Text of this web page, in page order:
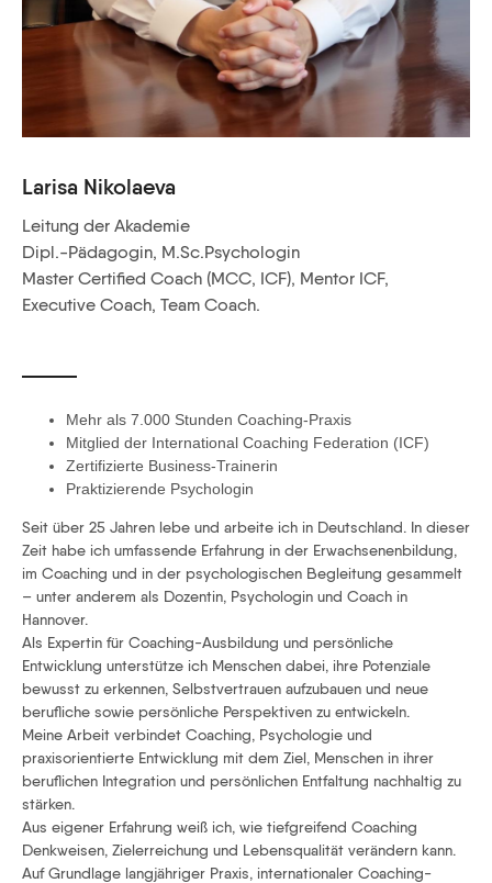
Larisa Nikolaeva
Leitung der Akademie
Dipl.-Pädagogin, M.Sc.Psychologin
Master Certified Coach (MCC, ICF), Mentor ICF,
Executive Coach, Team Coach.
Mehr als 7.000 Stunden Coaching-Praxis
Mitglied der International Coaching Federation (ICF)
Zertifizierte Business-Trainerin
Praktizierende Psychologin
Seit über 25 Jahren lebe und arbeite ich in Deutschland. In dieser
Zeit habe ich umfassende Erfahrung in der Erwachsenenbildung,
im Coaching und in der psychologischen Begleitung gesammelt
– unter anderem als Dozentin, Psychologin und Coach in
Hannover.
Als Expertin für Coaching-Ausbildung und persönliche
Entwicklung unterstütze ich Menschen dabei, ihre Potenziale
bewusst zu erkennen, Selbstvertrauen aufzubauen und neue
berufliche sowie persönliche Perspektiven zu entwickeln.
Meine Arbeit verbindet Coaching, Psychologie und
praxisorientierte Entwicklung mit dem Ziel, Menschen in ihrer
beruflichen Integration und persönlichen Entfaltung nachhaltig zu
stärken.
Aus eigener Erfahrung weiß ich, wie tiefgreifend Coaching
Denkweisen, Zielerreichung und Lebensqualität verändern kann.
Auf Grundlage langjähriger Praxis, internationaler Coaching-